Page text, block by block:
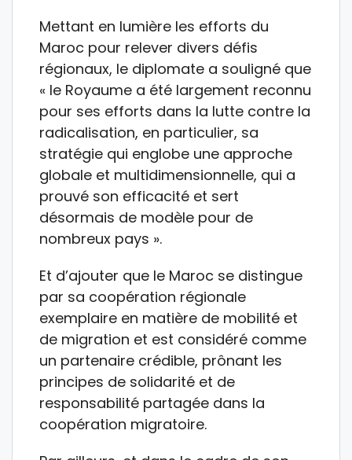
Mettant en lumière les efforts du
Maroc pour relever divers défis
régionaux, le diplomate a souligné que
« le Royaume a été largement reconnu
pour ses efforts dans la lutte contre la
radicalisation, en particulier, sa
stratégie qui englobe une approche
globale et multidimensionnelle, qui a
prouvé son efficacité et sert
désormais de modèle pour de
nombreux pays ».
Et d’ajouter que le Maroc se distingue
par sa coopération régionale
exemplaire en matière de mobilité et
de migration et est considéré comme
un partenaire crédible, prônant les
principes de solidarité et de
responsabilité partagée dans la
coopération migratoire.